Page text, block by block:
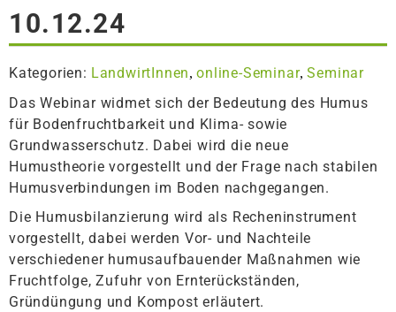
10.12.24
Kategorien: LandwirtInnen,online-Seminar,Seminar
Das Webinar widmet sich der Bedeutung des Humus
für Bodenfruchtbarkeit und Klima- sowie
Grundwasserschutz. Dabei wird die neue
Humustheorie vorgestellt und der Frage nach stabilen
Humusverbindungen im Boden nachgegangen.
Die Humusbilanzierung wird als Recheninstrument
vorgestellt, dabei werden Vor- und Nachteile
verschiedener humusaufbauender Maßnahmen wie
Fruchtfolge, Zufuhr von Ernterückständen,
Gründüngung und Kompost erläutert.